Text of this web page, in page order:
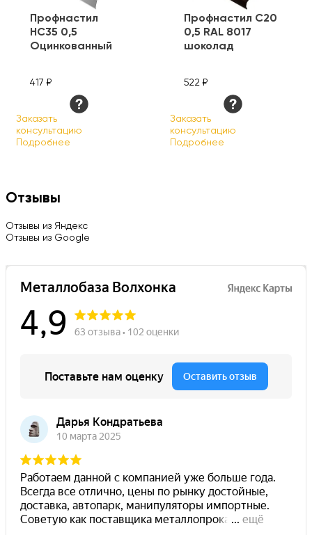
Профнастил
HC35 0,5
Оцинкованный
417 ₽
Заказать
консультацию
Подробнее
Профнастил С20
0,5 RAL 8017
шоколад
522 ₽
Заказать
консультацию
Подробнее
Отзывы
Отзывы из Яндекс
Отзывы из Google